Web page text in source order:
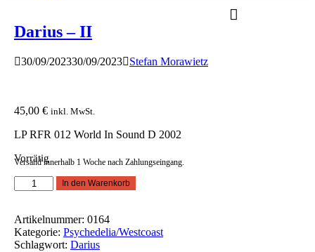
Darius – II
30/09/202330/09/2023 Stefan Morawietz
45,00 € inkl. MwSt.
LP RFR 012 World In Sound D 2002
Vorrätig
Versand innerhalb 1 Woche nach Zahlungseingang.
Darius
-
Menge
In den Warenkorb
Artikelnummer: 0164
Kategorie: Psychedelia/Westcoast
Schlagwort: Darius